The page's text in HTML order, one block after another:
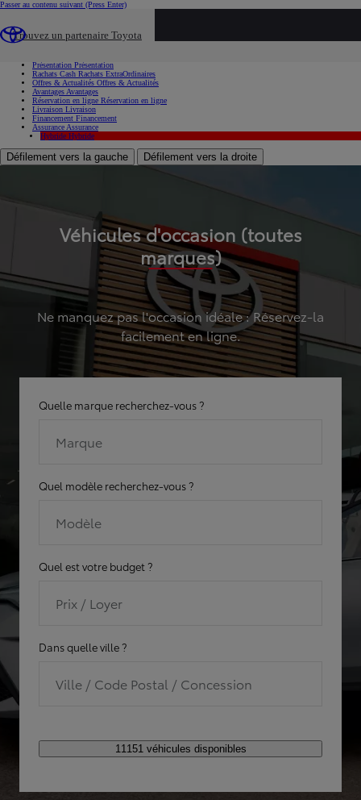
Passer au contenu suivant (Press Enter)
Trouvez un partenaire Toyota
Présentation Présentation
Rachats Cash Rachats ExtraOrdinaires
Offres & Actualités Offres & Actualités
Avantages Avantages
Réservation en ligne Réservation en ligne
Livraison Livraison
Financement Financement
Assurance Assurance
Hybride Hybride
Défilement vers la gauche Défilement vers la droite
Véhicules d'occasion (toutes
marques)
Ne manquez pas l'occasion idéale : Réservez-la
facilement en ligne.
Quelle marque recherchez-vous ?
Marque
Quel modèle recherchez-vous ?
Modèle
Quel est votre budget ?
Prix / Loyer
Dans quelle ville ?
Ville / Code Postal / Concession
11151 véhicules disponibles